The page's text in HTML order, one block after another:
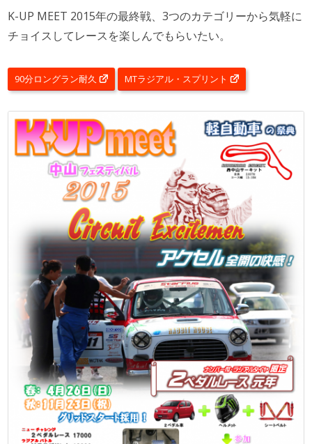
K-UP MEET 2015年の最終戦、3つのカテゴリーから気軽に
チョイスしてレースを楽しんでもらいたい。
90分ロングラン耐久 MTラジアル・スプリント